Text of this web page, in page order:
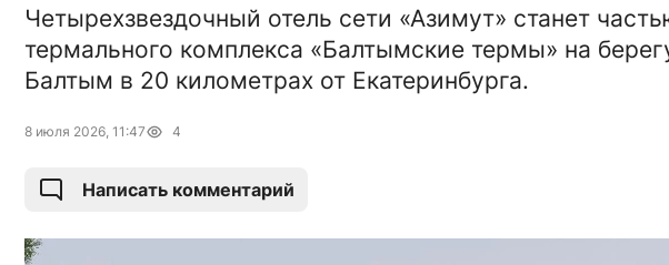
Четырехзвездочный отель сети «Азимут» станет
термального комплекса «Балтымские термы» на
Балтым в 20 километрах от Екатеринбурга.
8 июля 2026, 11:47 4
Написать комментарий